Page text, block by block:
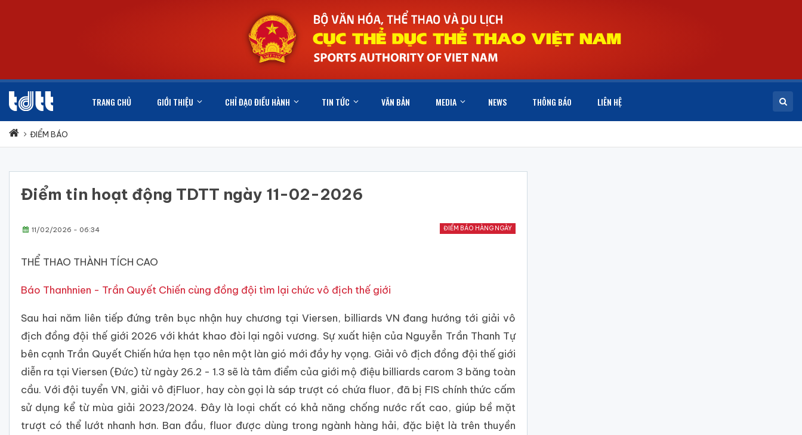
TRANG CHỦ GIỚI THIỆU CHỈ ĐẠO ĐIỀU HÀNH TIN TỨC VĂN BẢN MEDIA NEWS THÔNG BÁO LIÊN HỆ
ĐIỂM BÁO
Điểm tin hoạt động TDTT ngày 11-02-2026
ĐIỂM BÁO HÀNG NGÀY
11/02/2026 - 06:34
THỂ THAO THÀNH TÍCH CAO
Báo Thanhnien - Trần Quyết Chiến cùng đồng đội tìm lại chức vô địch thế giới
Sau hai năm liên tiếp đứng trên bục nhận huy chương tại Viersen, billiards VN đang hướng tới giải vô
địch đồng đội thế giới 2026 với khát khao đòi lại ngôi vương. Sự xuất hiện của Nguyễn Trần Thanh Tự
bên cạnh Trần Quyết Chiến hứa hẹn tạo nên một làn gió mới đầy hy vọng. Giải vô địch đồng đội thế giới
diễn ra tại Viersen (Đức) từ ngày 26.2 - 1.3 sẽ là tâm điểm của giới mộ điệu billiards carom 3 băng toàn
cầu. Với đội tuyển VN, giải vô địFluor, hay còn gọi là sáp trượt có chứa fluor, đã bị FIS chính thức cấm
sử dụng kể từ mùa giải 2023/2024. Đây là loại chất có khả năng chống nước rất cao, giúp bề mặt
trượt có thể lướt nhanh hơn. Ban đầu, fluor được dùng trong ngành hàng hải, đặc biệt là trên thuyền